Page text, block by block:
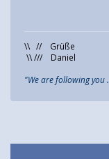
\\ // Grüße
\\ /// Daniel
"We are following